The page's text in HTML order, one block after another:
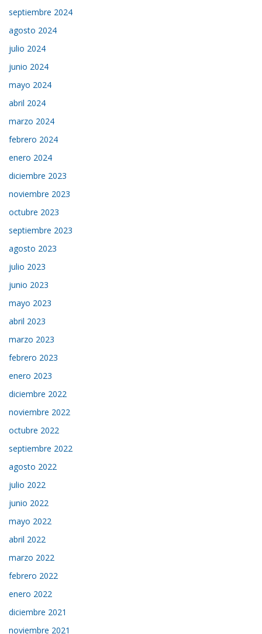
septiembre 2024
agosto 2024
julio 2024
junio 2024
mayo 2024
abril 2024
marzo 2024
febrero 2024
enero 2024
diciembre 2023
noviembre 2023
octubre 2023
septiembre 2023
agosto 2023
julio 2023
junio 2023
mayo 2023
abril 2023
marzo 2023
febrero 2023
enero 2023
diciembre 2022
noviembre 2022
octubre 2022
septiembre 2022
agosto 2022
julio 2022
junio 2022
mayo 2022
abril 2022
marzo 2022
febrero 2022
enero 2022
diciembre 2021
noviembre 2021